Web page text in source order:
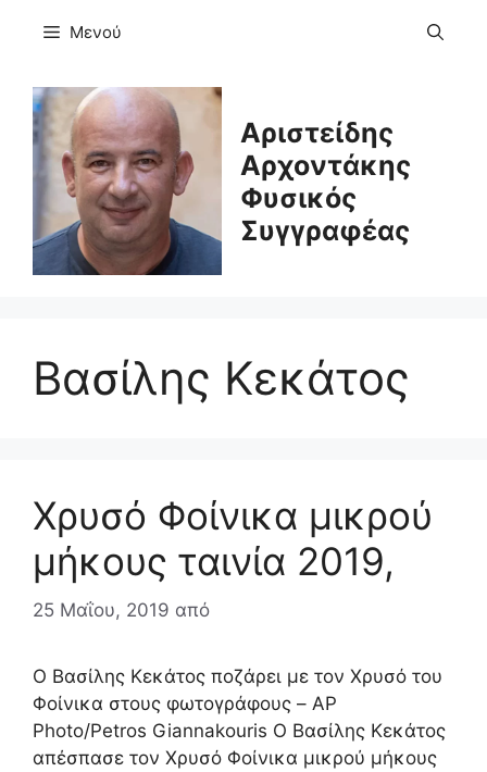
Μενού
Αριστείδης
Αρχοντάκης
Φυσικός
Συγγραφέας
Βασίλης Κεκάτος
Χρυσό Φοίνικα μικρού
μήκους ταινία 2019,
25 Μαΐου, 2019 από
Ο Βασίλης Κεκάτος ποζάρει με τον Χρυσό του
Φοίνικα στους φωτογράφους – AP
Photo/Petros Giannakouris Ο Βασίλης Κεκάτος
απέσπασε τον Χρυσό Φοίνικα μικρού μήκους